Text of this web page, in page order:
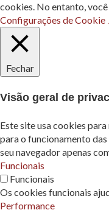
cookies. No entanto,
Configurações de Cookie
Fechar
Visão geral de
Este site usa cookies
para o funcionamento
seu navegador apenas
Funcionais
Funcionais
Os cookies funcionais
Performance